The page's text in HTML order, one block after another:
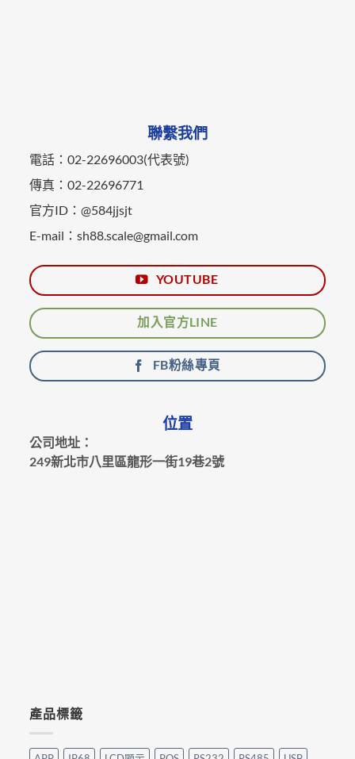
聯繫我們
電話：02-22696003(代表號)
傳真：02-22696771
官方ID：@584jjsjt
E-mail：sh88.scale@gmail.com
YOUTUBE
加入官方LINE
FB粉絲專頁
位置
公司地址：
249新北市八里區龍形一街19巷2號
產品標籤